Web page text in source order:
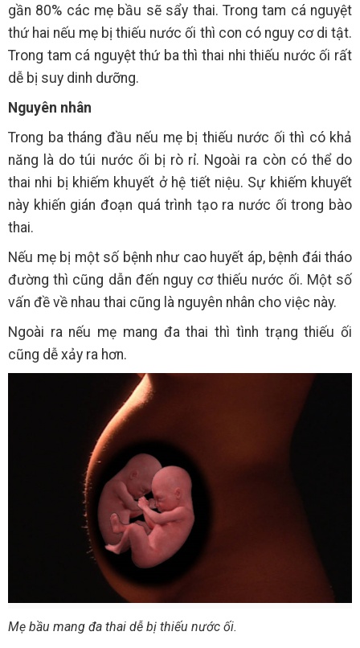
gần 80% các mẹ bầu sẽ sẩy thai. Trong tam cá nguyệt
thứ hai nếu mẹ bị thiếu nước ối thì con có nguy cơ di tật.
Trong tam cá nguyệt thứ ba thì thai nhi thiếu nước ối rất
dễ bị suy dinh dưỡng.
Nguyên nhân
Trong ba tháng đầu nếu mẹ bị thiếu nước ối thì có khả
năng là do túi nước ối bị rò rỉ. Ngoài ra còn có thể do
thai nhi bị khiếm khuyết ở hệ tiết niệu. Sự khiếm khuyết
này khiến gián đoạn quá trình tạo ra nước ối trong bào
thai.
Nếu mẹ bị một số bệnh như cao huyết áp, bệnh đái tháo
đường thì cũng dẫn đến nguy cơ thiếu nước ối. Một số
vấn đề về nhau thai cũng là nguyên nhân cho việc này.
Ngoài ra nếu mẹ mang đa thai thì tình trạng thiếu ối
cũng dễ xảy ra hơn.
Mẹ bầu mang đa thai dễ bị thiếu nước ối.